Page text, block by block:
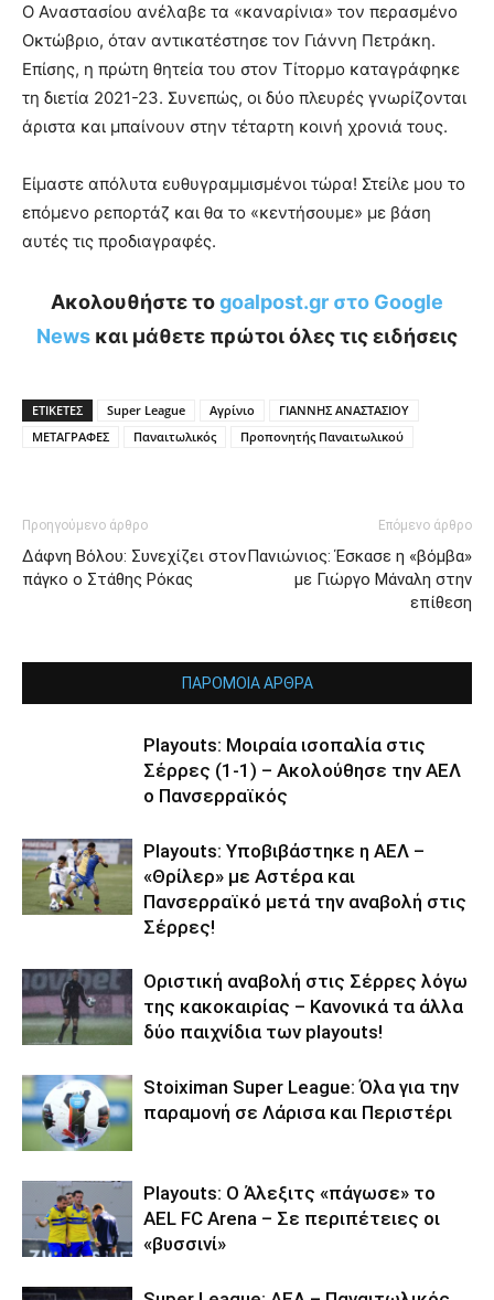
Ο Αναστασίου ανέλαβε τα «καναρίνια» τον περασμένο
Οκτώβριο, όταν αντικατέστησε τον Γιάννη Πετράκη.
Επίσης, η πρώτη θητεία του στον Τίτορμο καταγράφηκε
τη διετία 2021-23. Συνεπώς, οι δύο πλευρές γνωρίζονται
άριστα και μπαίνουν στην τέταρτη κοινή χρονιά τους.
Είμαστε απόλυτα ευθυγραμμισμένοι τώρα! Στείλε μου το
επόμενο ρεπορτάζ και θα το «κεντήσουμε» με βάση
αυτές τις προδιαγραφές.
Ακολουθήστε τοgoalpost.gr στο Google
News και μάθετε πρώτοι όλες τις ειδήσεις
ΕΤΙΚΕΤΕΣ Super League Αγρίνιο
ΓΙΑΝΝΗΣ ΑΝΑΣΤΑΣΙΟΥ
ΜΕΤΑΓΡΑΦΕΣ
Παναιτωλικός Προπονητής Παναιτωλικού
Προηγούμενο άρθρο
Δάφνη Βόλου: Συνεχίζει στον
πάγκο ο Στάθης Ρόκας
Επόμενο άρθρο
Πανιώνιος: Έσκασε η «βόμβα»
με Γιώργο Μάναλη στην
επίθεση
ΠΑΡΟΜΟΙΑ ΑΡΘΡΑ
Playouts: Μοιραία ισοπαλία στις
Σέρρες (1-1) – Ακολούθησε την ΑΕΛ
ο Πανσερραϊκός
Playouts: Υποβιβάστηκε η ΑΕΛ –
«Θρίλερ» με Αστέρα και
Πανσερραϊκό μετά την αναβολή στις
Σέρρες!
Οριστική αναβολή στις Σέρρες λόγω
της κακοκαιρίας – Κανονικά τα άλλα
δύο παιχνίδια των playouts!
Stoiximan Super League: Όλα για την
παραμονή σε Λάρισα και Περιστέρι
Playouts: Ο Άλεξιτς «πάγωσε» το
AEL FC Arena – Σε περιπέτειες οι
«βυσσινί»